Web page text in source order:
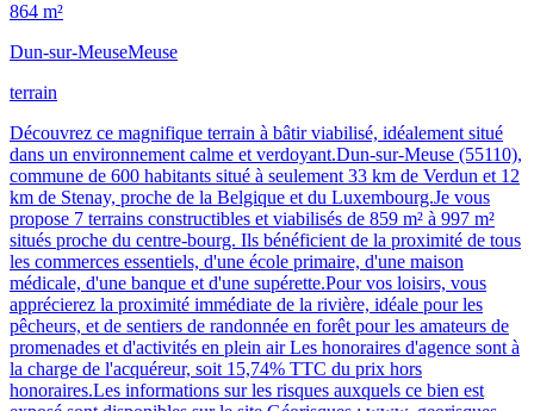
864 m²
Dun-sur-MeuseMeuse
terrain
Découvrez ce magnifique terrain à bâtir viabilisé, idéalement situé
dans un environnement calme et verdoyant.Dun-sur-Meuse (55110),
commune de 600 habitants situé à seulement 33 km de Verdun et 12
km de Stenay, proche de la Belgique et du Luxembourg.Je vous
propose 7 terrains constructibles et viabilisés de 859 m² à 997 m²
situés proche du centre-bourg. Ils bénéficient de la proximité de tous
les commerces essentiels, d'une école primaire, d'une maison
médicale, d'une banque et d'une supérette.Pour vos loisirs, vous
apprécierez la proximité immédiate de la rivière, idéale pour les
pêcheurs, et de sentiers de randonnée en forêt pour les amateurs de
promenades et d'activités en plein air Les honoraires d'agence sont à
la charge de l'acquéreur, soit 15,74% TTC du prix hors
honoraires.Les informations sur les risques auxquels ce bien est